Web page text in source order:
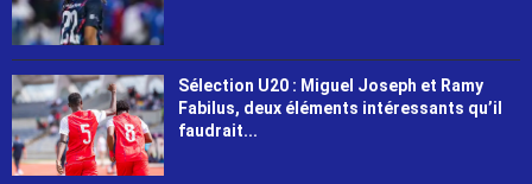
Sélection U20 : Miguel Joseph et Ramy
Fabilus, deux éléments intéressants qu’il
faudrait...